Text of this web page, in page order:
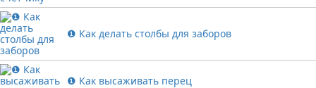
❶ Как делать столбы для заборов
❶ Как высаживать перец